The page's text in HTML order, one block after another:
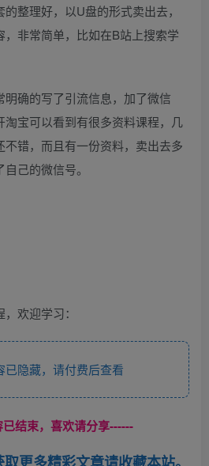
整理好，以U盘的形式卖出去，
非常简单，比如在B站上搜索学
确的写了引流信息，加了微信
淘宝可以看到有很多资料课程，几
错，而且有一份资料，卖出去多
己的微信号。
欢迎学习：
隐藏，请付费后查看
结束，喜欢请分享------
更多精彩文章请收藏本站。